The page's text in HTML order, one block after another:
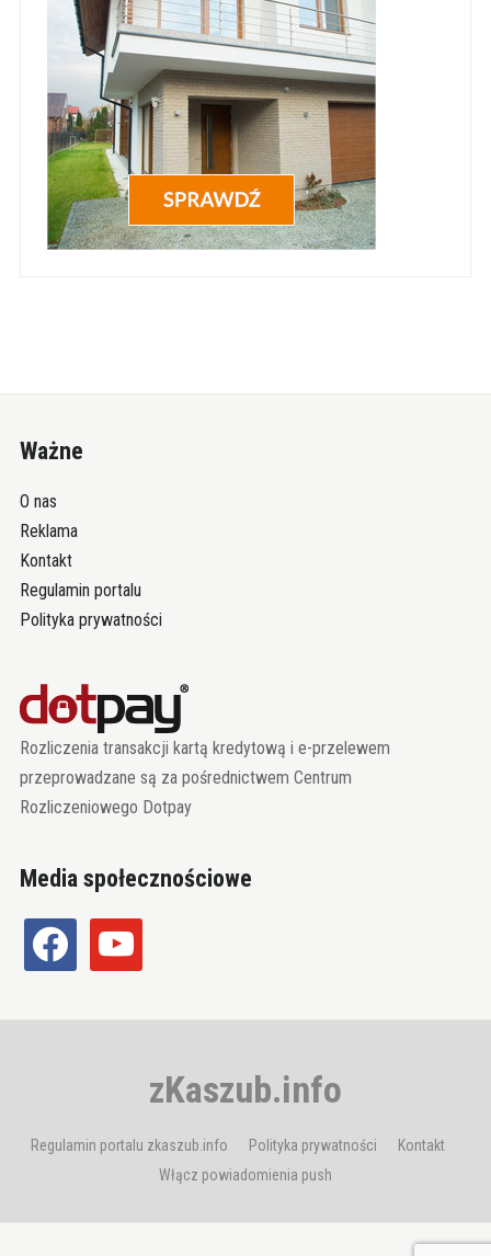
Ważne
O nas
Reklama
Kontakt
Regulamin portalu
Polityka prywatności
Rozliczenia transakcji kartą kredytową i e-przelewem
przeprowadzane są za pośrednictwem Centrum
Rozliczeniowego Dotpay
Media społecznościowe
facebook youtube
zKaszub.info
Regulamin portalu zkaszub.info Polityka prywatności
Kontakt
Włącz powiadomienia push